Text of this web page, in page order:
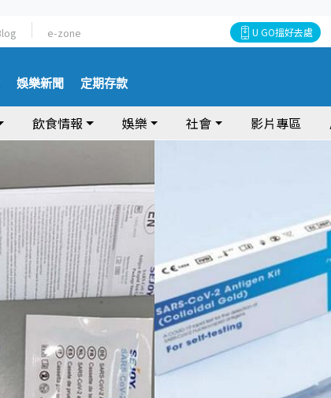
e-zone U GO搵好去處
娛樂新聞 定期存款
飲食情報 娛樂 社會 影片專區